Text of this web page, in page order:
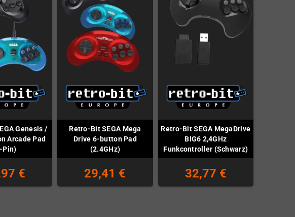
Genesis /
Arcade Pad
Pin)
€
Retro-Bit SEGA Mega
Drive 6-button Pad
(2.4GHz)
29,41 €
Retro-Bit SEGA MegaDrive
BIG6 2,4GHz
Funkcontroller (Schwarz)
32,77 €